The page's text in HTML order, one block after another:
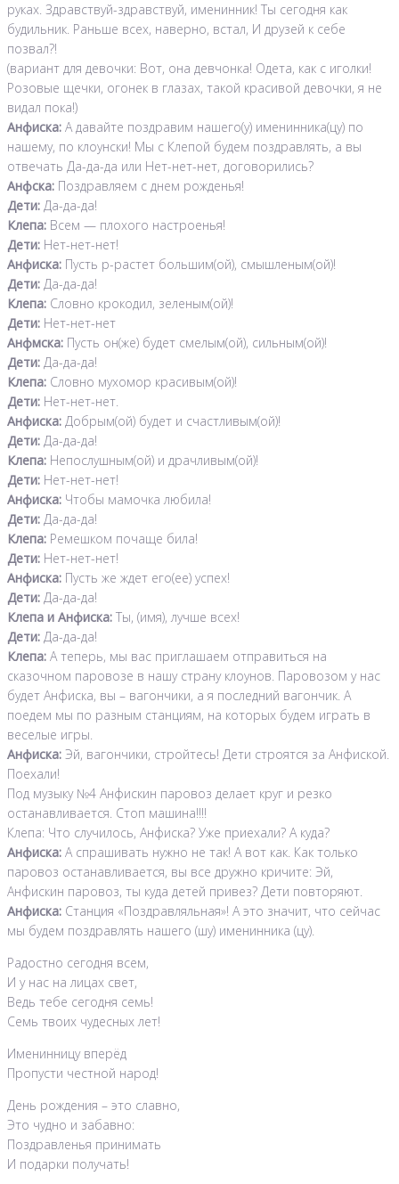
руках. Здравствуй-здравствуй, именинник! Ты сегодня как
будильник. Раньше всех, наверно, встал, И друзей к себе
позвал?!
(вариант для девочки: Вот, она девчонка! Одета, как с иголки!
Розовые щечки, огонек в глазах, такой красивой девочки, я не
видал пока!)
Анфиска: А давайте поздравим нашего(у) именинника(цу) по
нашему, по клоунски! Мы с Клепой будем поздравлять, а вы
отвечать Да-да-да или Нет-нет-нет, договорились?
Анфска: Поздравляем с днем рожденья!
Дети: Да-да-да!
Клепа: Всем — плохого настроенья!
Дети: Нет-нет-нет!
Анфиска: Пусть р-растет большим(ой), смышленым(ой)!
Дети: Да-да-да!
Клепа: Словно крокодил, зеленым(ой)!
Дети: Нет-нет-нет
Анфмска: Пусть он(же) будет смелым(ой), сильным(ой)!
Дети: Да-да-да!
Клепа: Словно мухомор красивым(ой)!
Дети: Нет-нет-нет.
Анфиска: Добрым(ой) будет и счастливым(ой)!
Дети: Да-да-да!
Клепа: Непослушным(ой) и драчливым(ой)!
Дети: Нет-нет-нет!
Анфиска: Чтобы мамочка любила!
Дети: Да-да-да!
Клепа: Ремешком почаще била!
Дети: Нет-нет-нет!
Анфиска: Пусть же ждет его(ее) успех!
Дети: Да-да-да!
Клепа и Анфиска: Ты, (имя), лучше всех!
Дети: Да-да-да!
Клепа: А теперь, мы вас приглашаем отправиться на
сказочном паровозе в нашу страну клоунов. Паровозом у нас
будет Анфиска, вы – вагончики, а я последний вагончик. А
поедем мы по разным станциям, на которых будем играть в
веселые игры.
Анфиска: Эй, вагончики, стройтесь! Дети строятся за Анфиской.
Поехали!
Под музыку №4 Анфискин паровоз делает круг и резко
останавливается. Стоп машина!!!!
Клепа: Что случилось, Анфиска? Уже приехали? А куда?
Анфиска: А спрашивать нужно не так! А вот как. Как только
паровоз останавливается, вы все дружно кричите: Эй,
Анфискин паровоз, ты куда детей привез? Дети повторяют.
Анфиска: Станция «Поздравляльная»! А это значит, что сейчас
мы будем поздравлять нашего (шу) именинника (цу).
Радостно сегодня всем,
И у нас на лицах свет,
Ведь тебе сегодня семь!
Семь твоих чудесных лет!
Именинницу вперёд
Пропусти честной народ!
День рождения – это славно,
Это чудно и забавно:
Поздравленья принимать
И подарки получать!